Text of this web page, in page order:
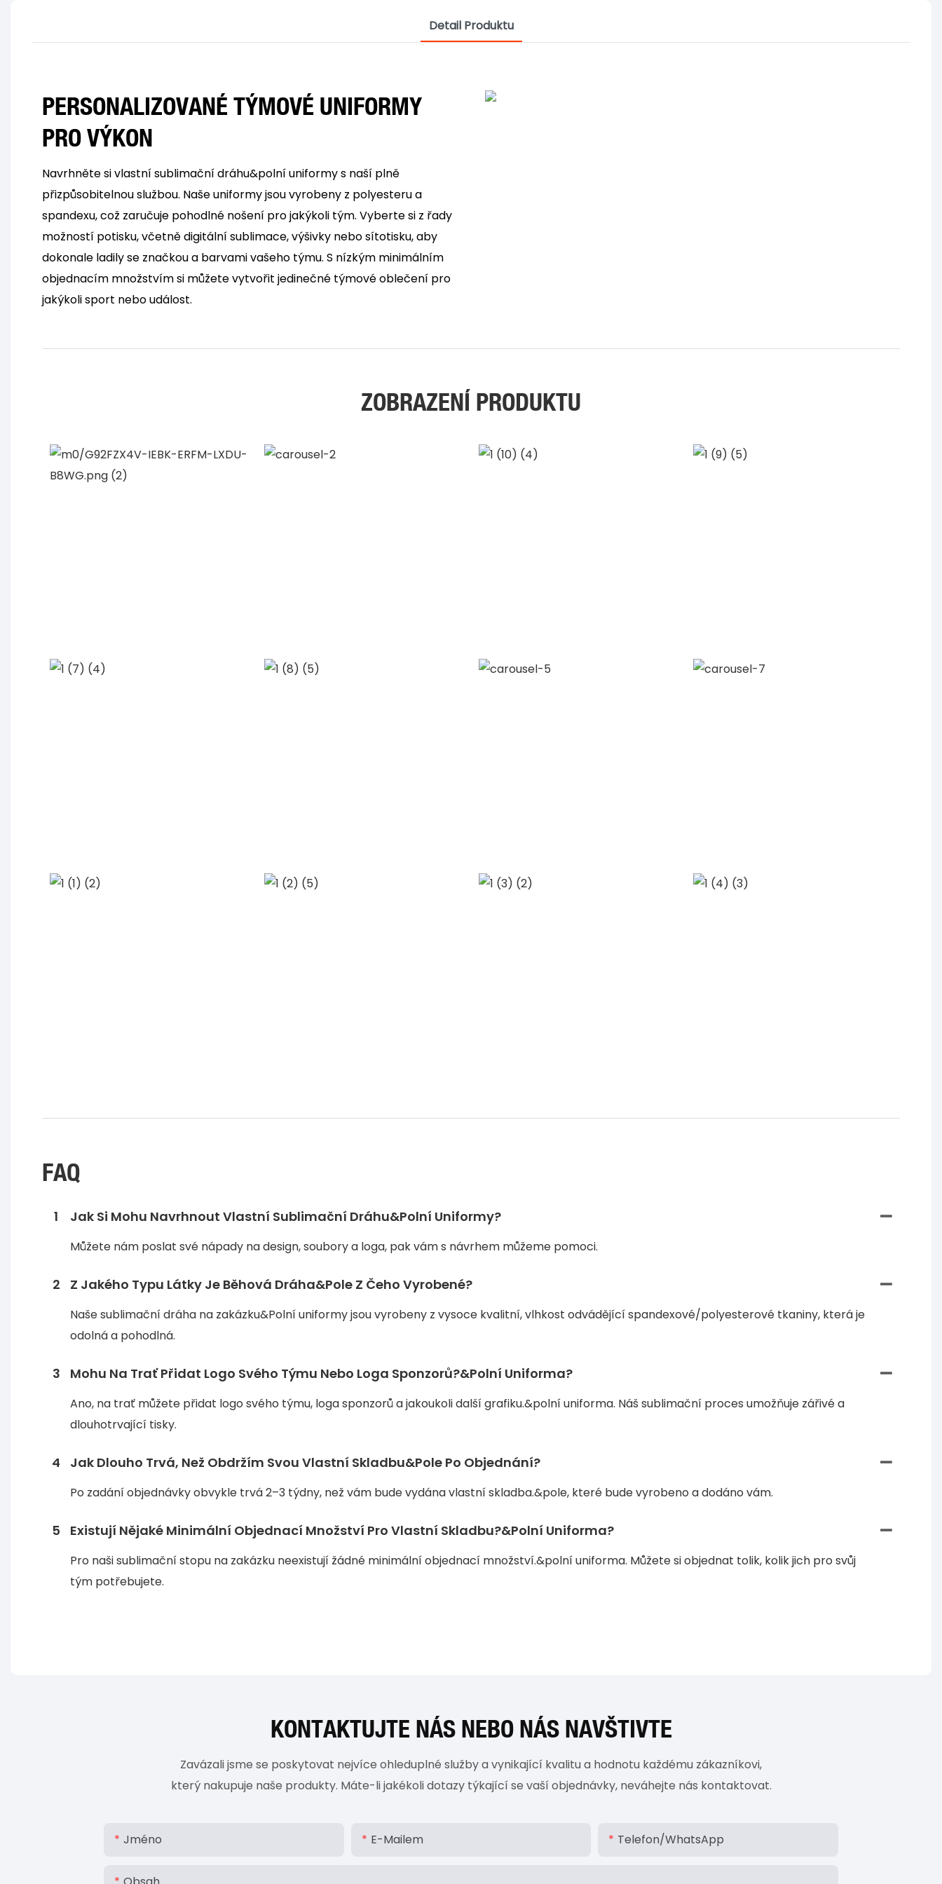
Detail Produktu
PERSONALIZOVANÉ TÝMOVÉ UNIFORMY
PRO VÝKON
Navrhněte si vlastní sublimační dráhu&polní uniformy s naší plně
přizpůsobitelnou službou. Naše uniformy jsou vyrobeny z polyesteru a
spandexu, což zaručuje pohodlné nošení pro jakýkoli tým. Vyberte si z řady
možností potisku, včetně digitální sublimace, výšivky nebo sítotisku, aby
dokonale ladily se značkou a barvami vašeho týmu. S nízkým minimálním
objednacím množstvím si můžete vytvořit jedinečné týmové oblečení pro
jakýkoli sport nebo událost.
ZOBRAZENÍ PRODUKTU
FAQ
1 Jak Si Mohu Navrhnout Vlastní Sublimační Dráhu&polní Uniformy?
Můžete nám poslat své nápady na design, soubory a loga, pak vám s návrhem můžeme pomoci.
2 Z Jakého Typu Látky Je Běhová Dráha&pole Z Čeho Vyrobené?
Naše sublimační dráha na zakázku&Polní uniformy jsou vyrobeny z vysoce kvalitní, vlhkost odvádějící spandexové/polyesterové tkaniny, která je
odolná a pohodlná.
3 Mohu Na Trať Přidat Logo Svého Týmu Nebo Loga Sponzorů?&polní Uniforma?
Ano, na trať můžete přidat logo svého týmu, loga sponzorů a jakoukoli další grafiku.&polní uniforma. Náš sublimační proces umožňuje zářivé a
dlouhotrvající tisky.
4 Jak Dlouho Trvá, Než Obdržím Svou Vlastní Skladbu&pole Po Objednání?
Po zadání objednávky obvykle trvá 2–3 týdny, než vám bude vydána vlastní skladba.&pole, které bude vyrobeno a dodáno vám.
5 Existují Nějaké Minimální Objednací Množství Pro Vlastní Skladbu?&polní Uniforma?
Pro naši sublimační stopu na zakázku neexistují žádné minimální objednací množství.&polní uniforma. Můžete si objednat tolik, kolik jich pro svůj
tým potřebujete.
KONTAKTUJTE NÁS NEBO NÁS NAVŠTIVTE
Zavázali jsme se poskytovat nejvíce ohleduplné služby a vynikající kvalitu a hodnotu každému zákazníkovi,
který nakupuje naše produkty. Máte-li jakékoli dotazy týkající se vaší objednávky, neváhejte nás kontaktovat.
Jméno E-Mailem Telefon/whatsApp